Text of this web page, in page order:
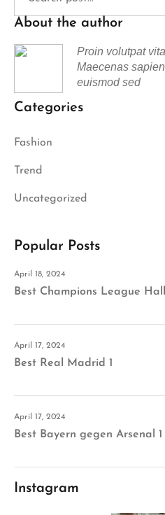
About the author
Proin volutpat
Maecenas
euismod sed
Categories
Fashion
Trend
Uncategorized
Popular Posts
April 18, 2024
Best Champions League
April 17, 2024
Best Real Madrid 1
April 17, 2024
Best Bayern gegen Arsenal 1
Instagram